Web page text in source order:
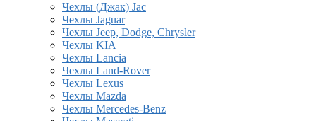
Чехлы (Джак) Jac
Чехлы Jaguar
Чехлы Jeep, Dodge, Chrysler
Чехлы KIA
Чехлы Lancia
Чехлы Land-Rover
Чехлы Lexus
Чехлы Mazda
Чехлы Mercedes-Benz